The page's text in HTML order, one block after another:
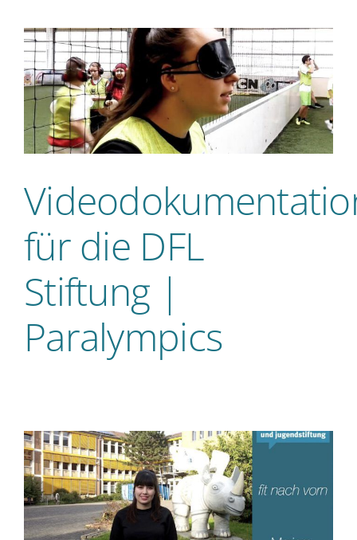
für die DFL
Stiftung |
Paralympics